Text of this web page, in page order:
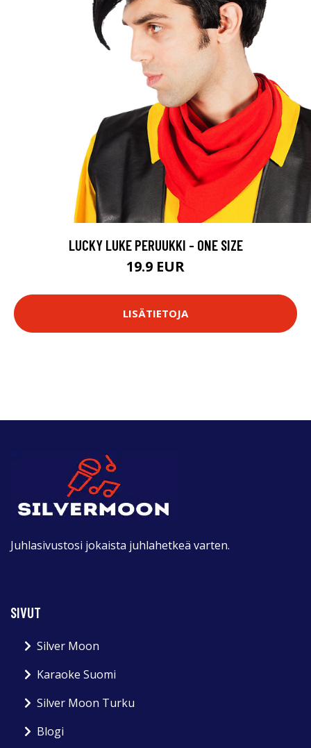
LUCKY LUKE PERUUKKI - ONE SIZE
19.9 EUR
LISÄTIETOJA
Juhlasivustosi jokaista juhlahetkeä varten.
SIVUT
Silver Moon
Karaoke Suomi
Silver Moon Turku
Blogi